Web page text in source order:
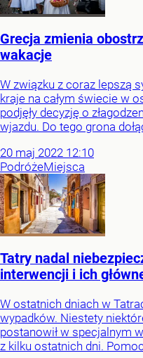
Grecja zmienia
wakacje
W związku z coraz lepszą
kraje na całym świecie w
podjęły decyzję o
wjazdu. Do tego grona
20 maj 2022 12:10
PodróżeMiejsca
Tatry nadal
interwencji i ich
W ostatnich dniach w
wypadków. Niestety
postanowił w specjalnym
z kilku ostatnich dni.